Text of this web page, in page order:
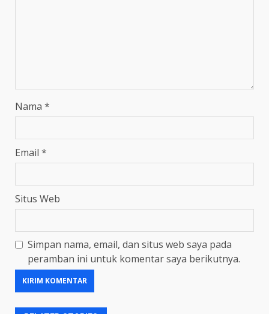
Nama *
Email *
Situs Web
Simpan nama, email, dan situs web saya pada
peramban ini untuk komentar saya berikutnya.